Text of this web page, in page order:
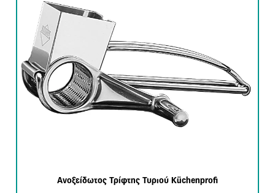
Ανοξείδωτος Τρίφτης Τυριού Küchenprofi